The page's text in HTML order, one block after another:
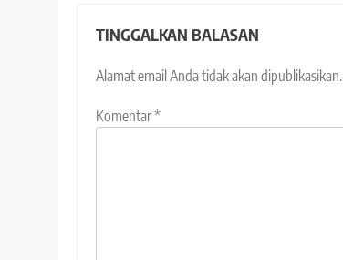
TINGGALKAN BALASAN
Alamat email Anda tidak akan dipublikasikan.
Komentar*